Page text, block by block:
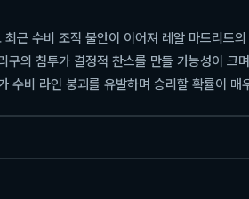
근 수비 조직 불안이 이어져 레알 마드리드
구의 침투가 결정적 찬스를 만들 가능성이 크
수비 라인 붕괴를 유발하며 승리할 확률이 매